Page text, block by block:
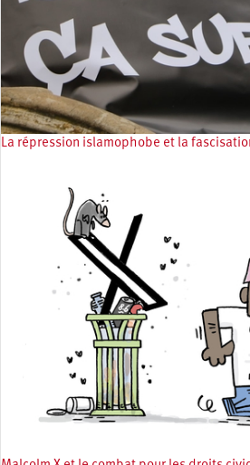
La répression islamophobe et la